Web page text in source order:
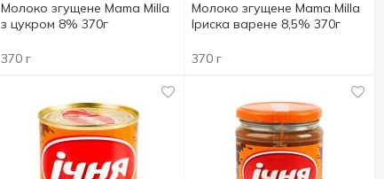
Молоко згущене Mama Milla
з цукром 8% 370г
370 г
Молоко згущене Mama Milla
Іриска варене 8,5% 370г
370 г